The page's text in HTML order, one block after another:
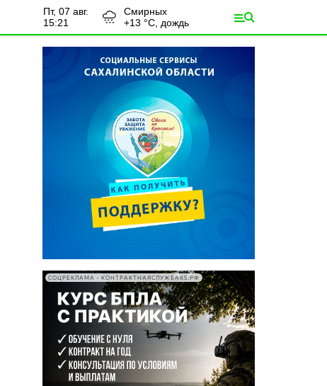
пт, 07 авг.
15:21
Смирных
+13 °С, дождь
СОЦРЕКЛАМА • КОНТРАКТНАЯСЛУЖБА65.РФ